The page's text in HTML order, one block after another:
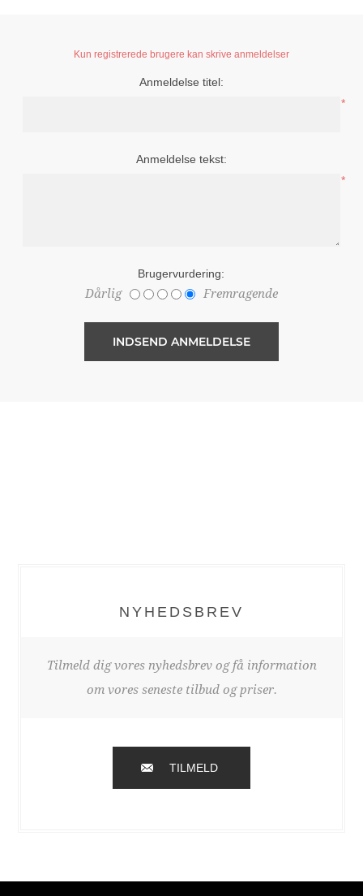
Kun registrerede brugere kan skrive anmeldelser
Anmeldelse titel:
*
Anmeldelse tekst:
*
Brugervurdering:
Dårlig Fremragende
NYHEDSBREV
Tilmeld dig vores nyhedsbrev og få information
om vores seneste tilbud og priser.
TILMELD